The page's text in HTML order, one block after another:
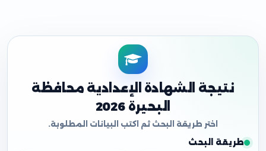
نتيجة الشهادة الإعدادية محافظة
البحيرة 2026
طريقة البحث